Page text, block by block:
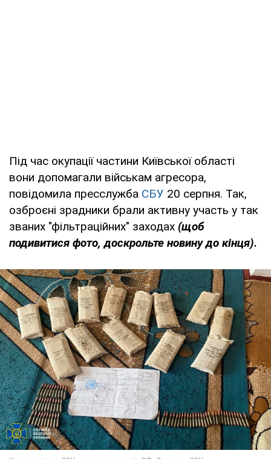
Під час окупації частини Київської області
вони допомагали військам агресора,
повідомила пресслужба СБУ 20 серпня. Так,
озброєні зрадники брали активну участь у так
званих "фільтраційних" заходах (щоб
подивитися фото, доскрольте новину до кінця).